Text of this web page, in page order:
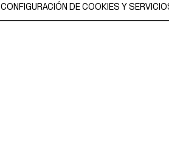
CONFIGURACIÓN DE COOKIES Y